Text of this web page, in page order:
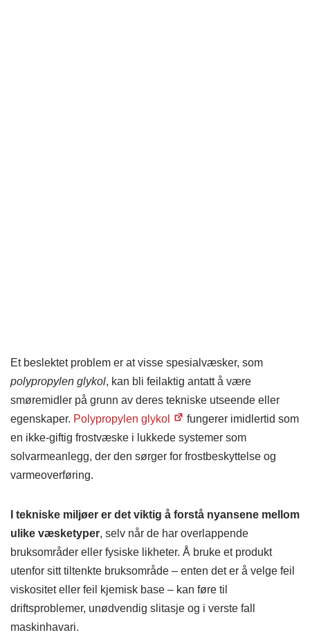
Et beslektet problem er at visse spesialvæsker, som
polypropylen glykol, kan bli feilaktig antatt å være
smøremidler på grunn av deres tekniske utseende eller
egenskaper. Polypropylen glykol
fungerer imidlertid som
en ikke-giftig frostvæske i lukkede systemer som
solvarmeanlegg, der den sørger for frostbeskyttelse og
varmeoverføring.
I tekniske miljøer er det viktig å forstå nyansene mellom
ulike væsketyper, selv når de har overlappende
bruksområder eller fysiske likheter. Å bruke et produkt
utenfor sitt tiltenkte bruksområde – enten det er å velge feil
viskositet eller feil kjemisk base – kan føre til
driftsproblemer, unødvendig slitasje og i verste fall
maskinhavari.